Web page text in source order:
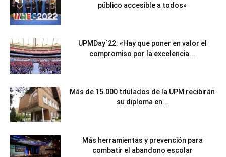
público accesible a todos»
UPMDay´22: «Hay que poner en valor el
compromiso por la excelencia...
Más de 15.000 titulados de la UPM recibirán
su diploma en...
Más herramientas y prevención para
combatir el abandono escolar